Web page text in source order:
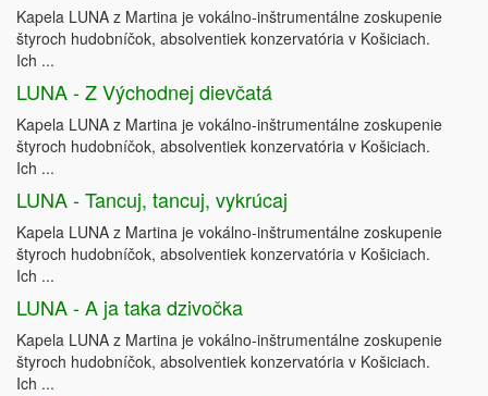
Kapela LUNA z Martina je vokálno-inštrumentálne zoskupenie
štyroch hudobníčok, absolventiek konzervatória v Košiciach.
Ich ...
LUNA - Z Východnej dievčatá
Kapela LUNA z Martina je vokálno-inštrumentálne zoskupenie
štyroch hudobníčok, absolventiek konzervatória v Košiciach.
Ich ...
LUNA - Tancuj, tancuj, vykrúcaj
Kapela LUNA z Martina je vokálno-inštrumentálne zoskupenie
štyroch hudobníčok, absolventiek konzervatória v Košiciach.
Ich ...
LUNA - A ja taka dzivočka
Kapela LUNA z Martina je vokálno-inštrumentálne zoskupenie
štyroch hudobníčok, absolventiek konzervatória v Košiciach.
Ich ...